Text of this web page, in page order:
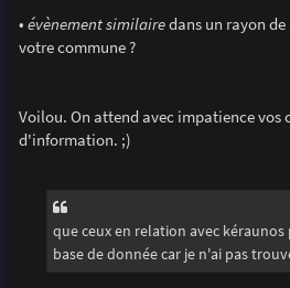
• évènement similairedans un rayon
votre commune ?
Voilou. On attend avec impatience vos
d'information. ;)
que ceux en relation avec
base de donnée car je n'ai pas